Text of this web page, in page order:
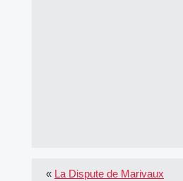
« La Dispute de Marivaux